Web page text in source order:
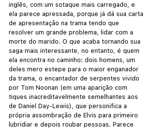
inglês, com um sotaque mais carregado, e
ela parece apressada, porque já dá sua carta
de apresentação na trama tendo que
resolver um grande problema, lidar com a
morte do marido. O que acaba tornando sua
saga mais interessante, no entanto, é quem
ela encontra no caminho: dois homens, um
deles mero estepe para o maior enganador
da trama, o encantador de serpentes vivido
por Tom Noonan (em uma aparição com
tiques inacreditavelmente semelhantes aos
de Daniel Day-Lewis), que personifica a
própria assombração de Elvis para primeiro
lubridiar e depois roubar pessoas. Parece